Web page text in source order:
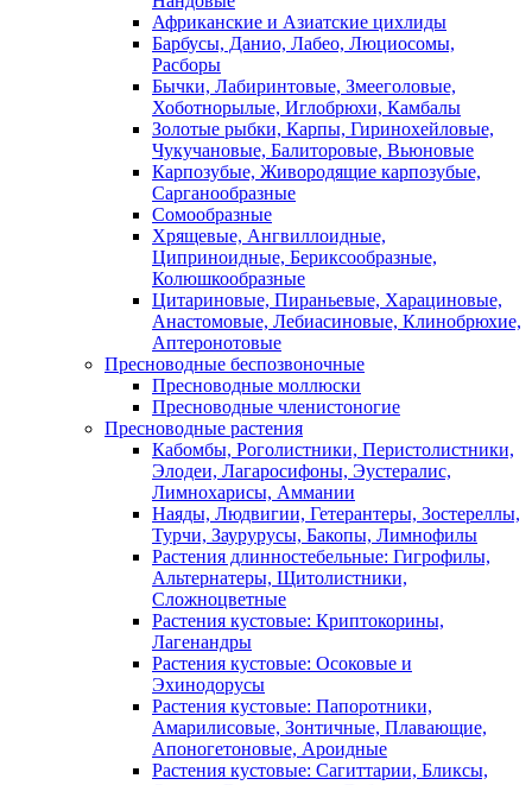
Африканские и Азиатские цихлиды
Барбусы, Данио, Лабео, Люциосомы,
Расборы
Бычки, Лабиринтовые, Змееголовые,
Хоботнорылые, Иглобрюхи, Камбалы
Золотые рыбки, Карпы, Гиринохейловые,
Чукучановые, Балиторовые, Вьюновые
Карпозубые, Живородящие карпозубые,
Сарганообразные
Сомообразные
Хрящевые, Ангвиллоидные,
Циприноидные, Бериксообразные,
Колюшкообразные
Цитариновые, Пираньевые, Харациновые,
Анастомовые, Лебиасиновые, Клинобрюхие,
Аптеронотовые
Пресноводные беспозвоночные
Пресноводные моллюски
Пресноводные членистоногие
Пресноводные растения
Кабомбы, Роголистники, Перистолистники,
Элодеи, Лагаросифоны, Эустералис,
Лимнохарисы, Аммании
Наяды, Людвигии, Гетерантеры, Зостереллы,
Турчи, Заурурусы, Бакопы, Лимнофилы
Растения длинностебельные: Гигрофилы,
Альтернатеры, Щитолистники,
Сложноцветные
Растения кустовые: Криптокорины,
Лагенандры
Растения кустовые: Осоковые и
Эхинодорусы
Растения кустовые: Папоротники,
Амарилисовые, Зонтичные, Плавающие,
Апоногетоновые, Ароидные
Растения кустовые: Сагиттарии, Бликсы,